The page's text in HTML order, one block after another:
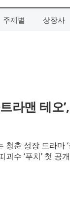
주제별 상장사
라맨 테오
춘 성장 드라마
수 ‘푸치’ 첫 공개